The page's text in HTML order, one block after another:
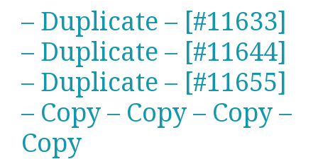
– Duplicate – [#11633]
– Duplicate – [#11644]
– Duplicate – [#11655]
– Copy – Copy – Copy –
Copy